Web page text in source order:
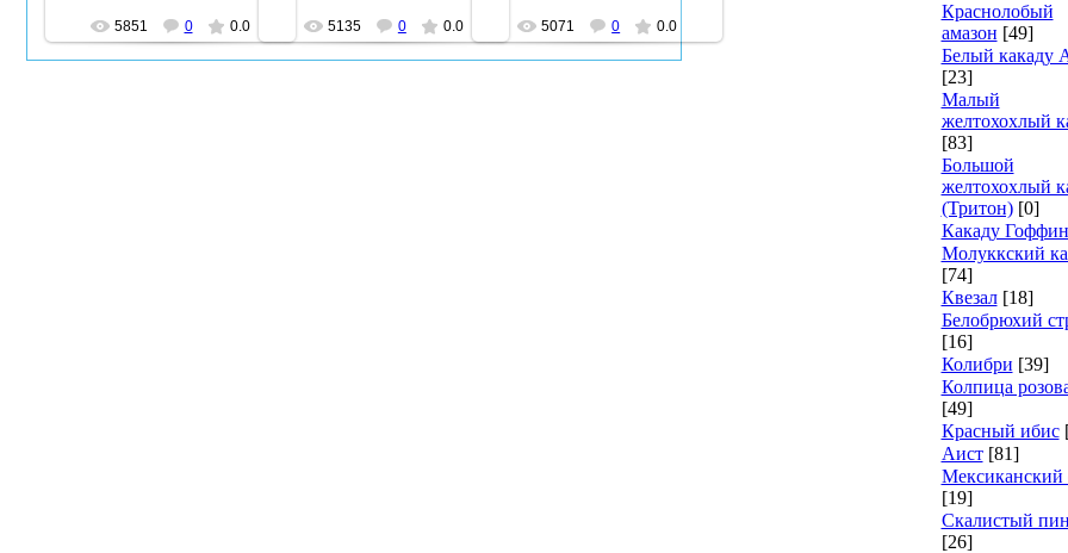
5851 0 0.0 5135 0 0.0 5071 0 0.0
Краснолобый
амазон [49]
Белый какаду
[23]
Малый
желтохохлый
[83]
Большой
желтохохлый
(Тритон) [0]
Какаду
Молуккский
[74]
Квезал [18]
Белобрюхий
[16]
Колибри [39]
Колпица
[49]
Красный ибис
Аист [81]
Мексиканский
[19]
Скалистый
[26]